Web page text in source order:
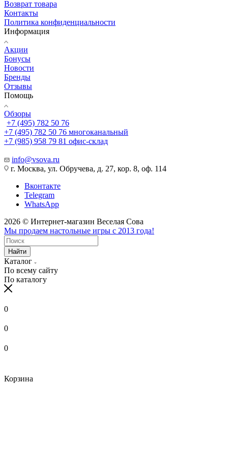
Возврат товара
Контакты
Политика конфиденциальности
Информация
Акции
Бонусы
Новости
Бренды
Отзывы
Помощь
Обзоры
+7 (495) 782 50 76
+7 (495) 782 50 76 многоканальный
+7 (985) 958 79 81 офис-склад
info@vsova.ru
г. Москва, ул. Обручева, д. 27, кор. 8, оф. 114
Вконтакте
Telegram
WhatsApp
2026 © Интернет-магазин Веселая Сова
Мы продаем настольные игры с 2013 года!
Найти
Каталог
По всему сайту
По каталогу
0
0
0
Корзина